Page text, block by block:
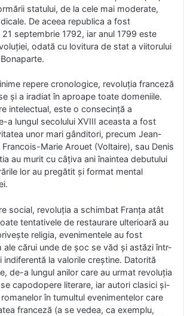
statului, de la cele mai moderate,
De aceea republica a fost
septembrie 1792, iar anul 1799 este
odată cu lovitura de stat a viitorului
repere cronologice, revoluţia franceză
şi a iradiat în aproape toate domeniile.
intelectual, este o consecinţă a
a lungul secolului XVIII aceasta a fost
unor mari gânditori, precum Jean-
Marie Arouet (Voltaire), sau Denis
au murit cu câţiva ani înaintea debutului
lor au pregătit şi format mental
social, revoluţia a schimbat Franţa atât
tentativele de restaurare ulterioară au
religia, evenimentele au fost
ale cărui unde de şoc se văd şi astăzi într-
la valorile creştine. Datorită
de-a lungul anilor care au urmat revoluţia
capodopere literare, iar autori clasici şi-
în tumultul evenimentelor care
franceză (a se vedea, ca exemplu,